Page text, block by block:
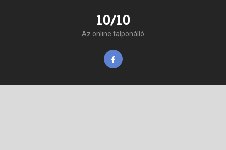
10/10
Az online talponálló